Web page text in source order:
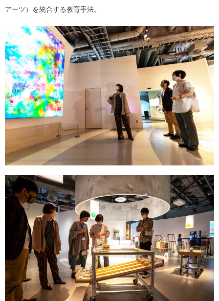
アーツ）を統合する教育手法。